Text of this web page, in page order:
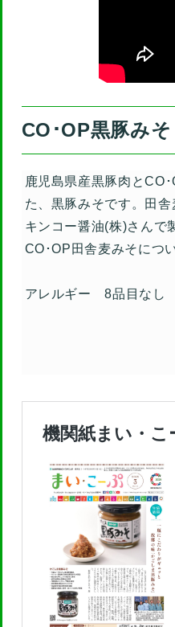
CO･OP黒豚みそ
鹿児島県産黒豚肉とCO･
た、黒豚みそです。田
キンコー醤油(株)さんで
CO･OP 田舎麦みそにつ
アレルギー 8品目なし